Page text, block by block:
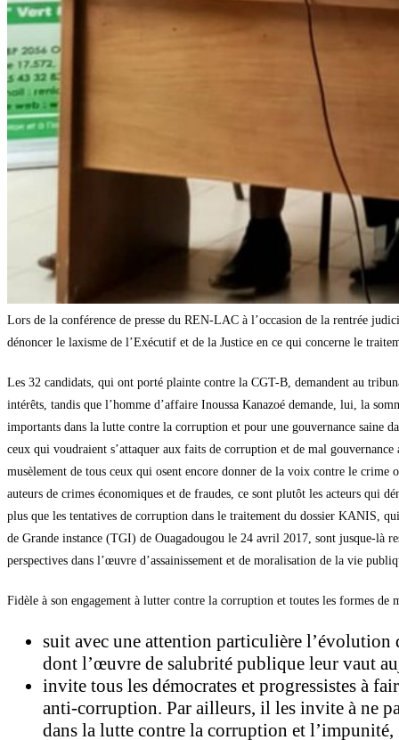
Lors de la conférence de presse du REN-LAC à l’occasion de la rentrée
dénoncer le laxisme de l’Exécutif et de la Justice en ce qui concerne le
Les 32 candidats, qui ont porté plainte contre la CGT-B, demandent au
intérêts, tandis que l’homme d’affaire Inoussa Kanazoé demande, lui, la
importants dans la lutte contre la corruption et pour une gouvernance saine
ceux qui voudraient s’attaquer aux faits de corruption et de mal
musèlement de tous ceux qui osent encore donner de la voix contre le
auteurs de crimes économiques et de fraudes, ce sont plutôt les acteurs qui
plus que les tentatives de corruption dans le traitement du dossier KANIS,
de Grande instance (TGI) de Ouagadougou le 24 avril 2017, sont jusque-là
perspectives dans l’œuvre d’assainissement et de moralisation de la vie
Fidèle à son engagement à lutter contre la corruption et toutes les formes
suit avec une attention particulière l’évolution
dont l’œuvre de salubrité publique leur vaut
invite tous les démocrates et progressistes à
anti-corruption. Par ailleurs, il les invite à ne
dans la lutte contre la corruption et